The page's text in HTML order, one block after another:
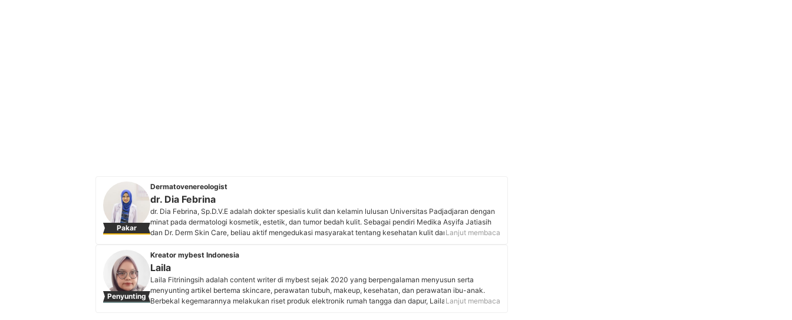
Pakar
Dermatovenereologist
dr. Dia Febrina
dr. Dia Febrina, Sp.D.V.E adalah dokter spesialis kulit dan kelamin lulusan Universitas Padjadjaran dengan
minat pada dermatologi kosmetik, estetik, dan tumor bedah kulit. Sebagai pendiri Medika Asyifa Jatiasih
dan Dr. Derm Skin Care, beliau aktif mengedukasi masyarakat tentang kesehatan kulit dan estetik melalui
menjadi rujukan terpercaya dalam kesehatan kulit dan estetik di Bekasi.
Profil dr. Dia Febrina
Lanjut membaca
Penyunting
Kreator mybest Indonesia
Laila
Laila Fitriningsih adalah content writer di mybest sejak 2020 yang berpengalaman menyusun serta
menyunting artikel bertema skincare, perawatan tubuh, makeup, kesehatan, dan perawatan ibu-anak.
Berbekal kegemarannya melakukan riset produk elektronik rumah tangga dan dapur, Laila memiliki
Lanjut membaca